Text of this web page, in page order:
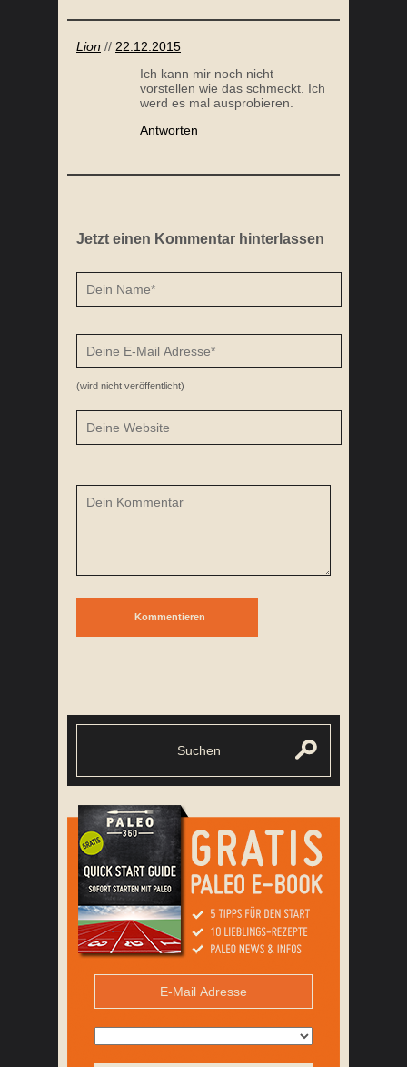
Lion // 22.12.2015
Ich kann mir noch nicht
vorstellen wie das schmeckt. Ich
werd es mal ausprobieren.
Antworten
Jetzt einen Kommentar hinterlassen
(wird nicht veröffentlicht)